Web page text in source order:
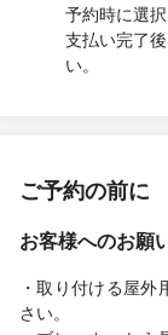
予約時に選
支払い完了
い。
ご予約の前に
お客様へのお願
・取り付ける屋
さい。